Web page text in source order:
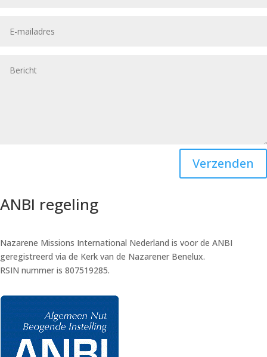
Verzenden
ANBI regeling
Nazarene Missions International Nederland is voor de ANBI
geregistreerd via de Kerk van de Nazarener Benelux.
RSIN nummer is 807519285.